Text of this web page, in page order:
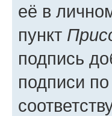
её в
пункт
подпись
подписи